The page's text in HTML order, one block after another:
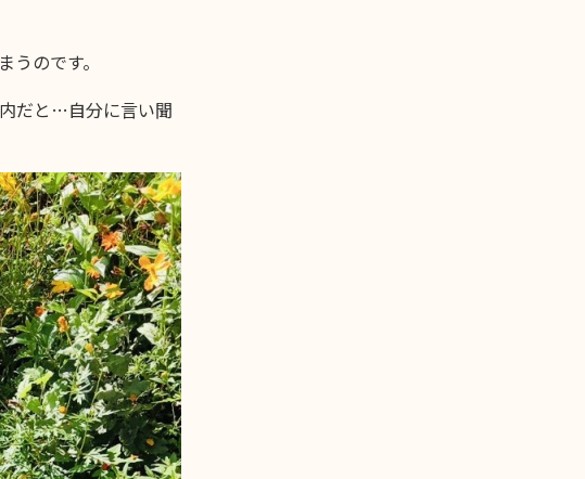
のです。
だと…自分に言い聞